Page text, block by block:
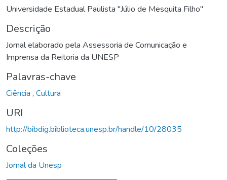
Universidade Estadual Paulista "Júlio de Mesquita Filho"
Descrição
Jornal elaborado pela Assessoria de Comunicação e
Imprensa da Reitoria da UNESP
Palavras-chave
Ciência , Cultura
URI
http://bibdig.biblioteca.unesp.br/handle/10/28035
Coleções
Jornal da Unesp